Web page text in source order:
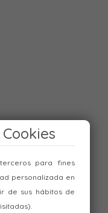
para fines
personalizada en
de sus hábitos de